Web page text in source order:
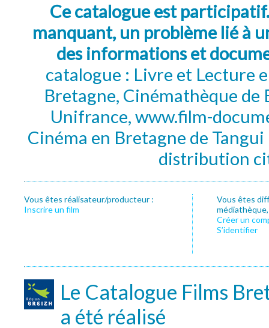
Ce catalogue est
manquant, un problème lié à
des informations et
catalogue : Livre et Lecture
Bretagne, Cinémathèque de
Unifrance, www.film-
Cinéma en Bretagne de
distribution
Vous êtes réalisateur/producteur :
Inscrire un film
Vous êtes
Créer un
S’identifier
Le Catalogue Films
a été réalisé